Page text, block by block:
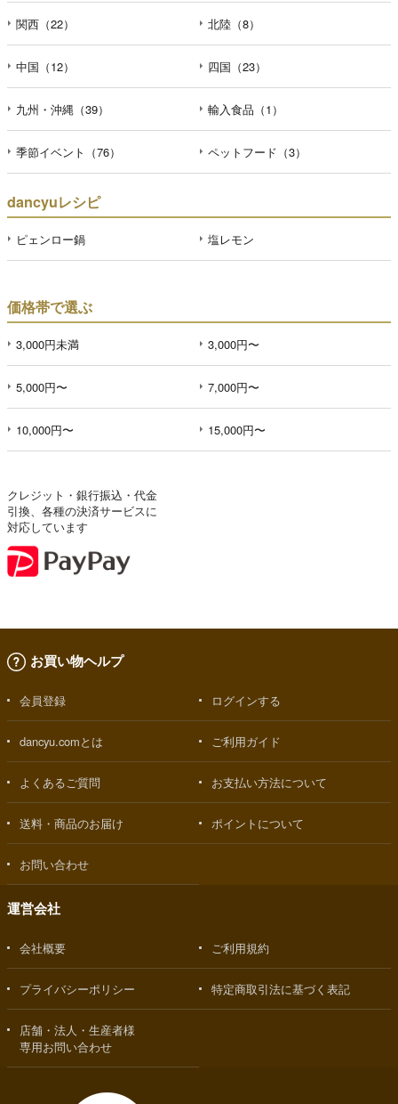
関西（22） 北陸（8）
中国（12） 四国（23）
九州・沖縄（39） 輸入食品（1）
季節イベント（76） ペットフード（3）
dancyuレシピ
ピェンロー鍋 塩レモン
価格帯で選ぶ
3,000円未満 3,000円〜
5,000円〜 7,000円〜
10,000円〜 15,000円〜
クレジット・銀行振込・代金
引換、各種の決済サービスに
対応しています
お買い物ヘルプ
会員登録 ログインする
dancyu.comとは ご利用ガイド
よくあるご質問 お支払い方法について
送料・商品のお届け ポイントについて
お問い合わせ
運営会社
会社概要 ご利用規約
プライバシーポリシー 特定商取引法に基づく表記
店舗・法人・生産者様
専用お問い合わせ